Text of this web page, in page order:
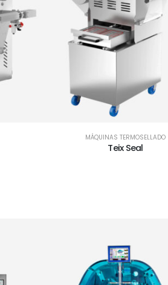
MÁQUINAS TERMOSELLADO
Teix Seal